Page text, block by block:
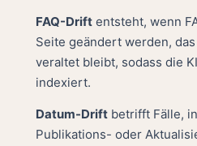
FAQ-Drift entsteht, wenn
Seite geändert werden,
veraltet bleibt, sodass die
indexiert.
Datum-Drift betrifft Fälle,
Publikations- oder